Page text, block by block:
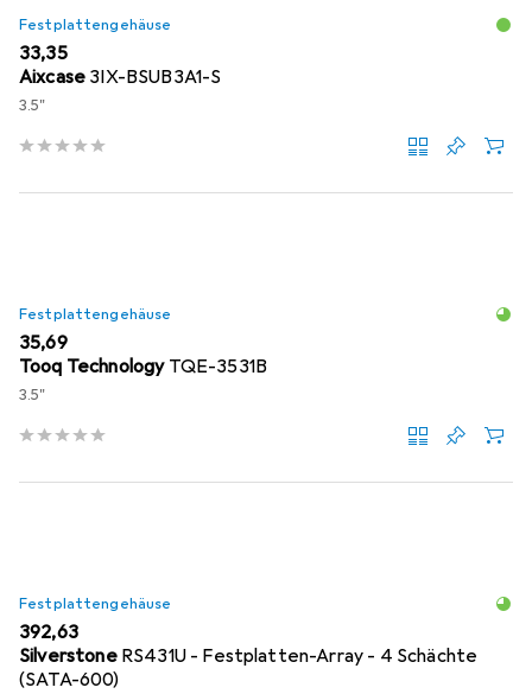
Festplattengehäuse
EUR
33,35
Aixcase 3IX-BSUB3A1-S
3.5"
Festplattengehäuse
EUR
35,69
Tooq Technology TQE-3531B
3.5"
Festplattengehäuse
EUR
392,63
Silverstone RS431U - Festplatten-Array - 4 Schächte
(SATA-600)